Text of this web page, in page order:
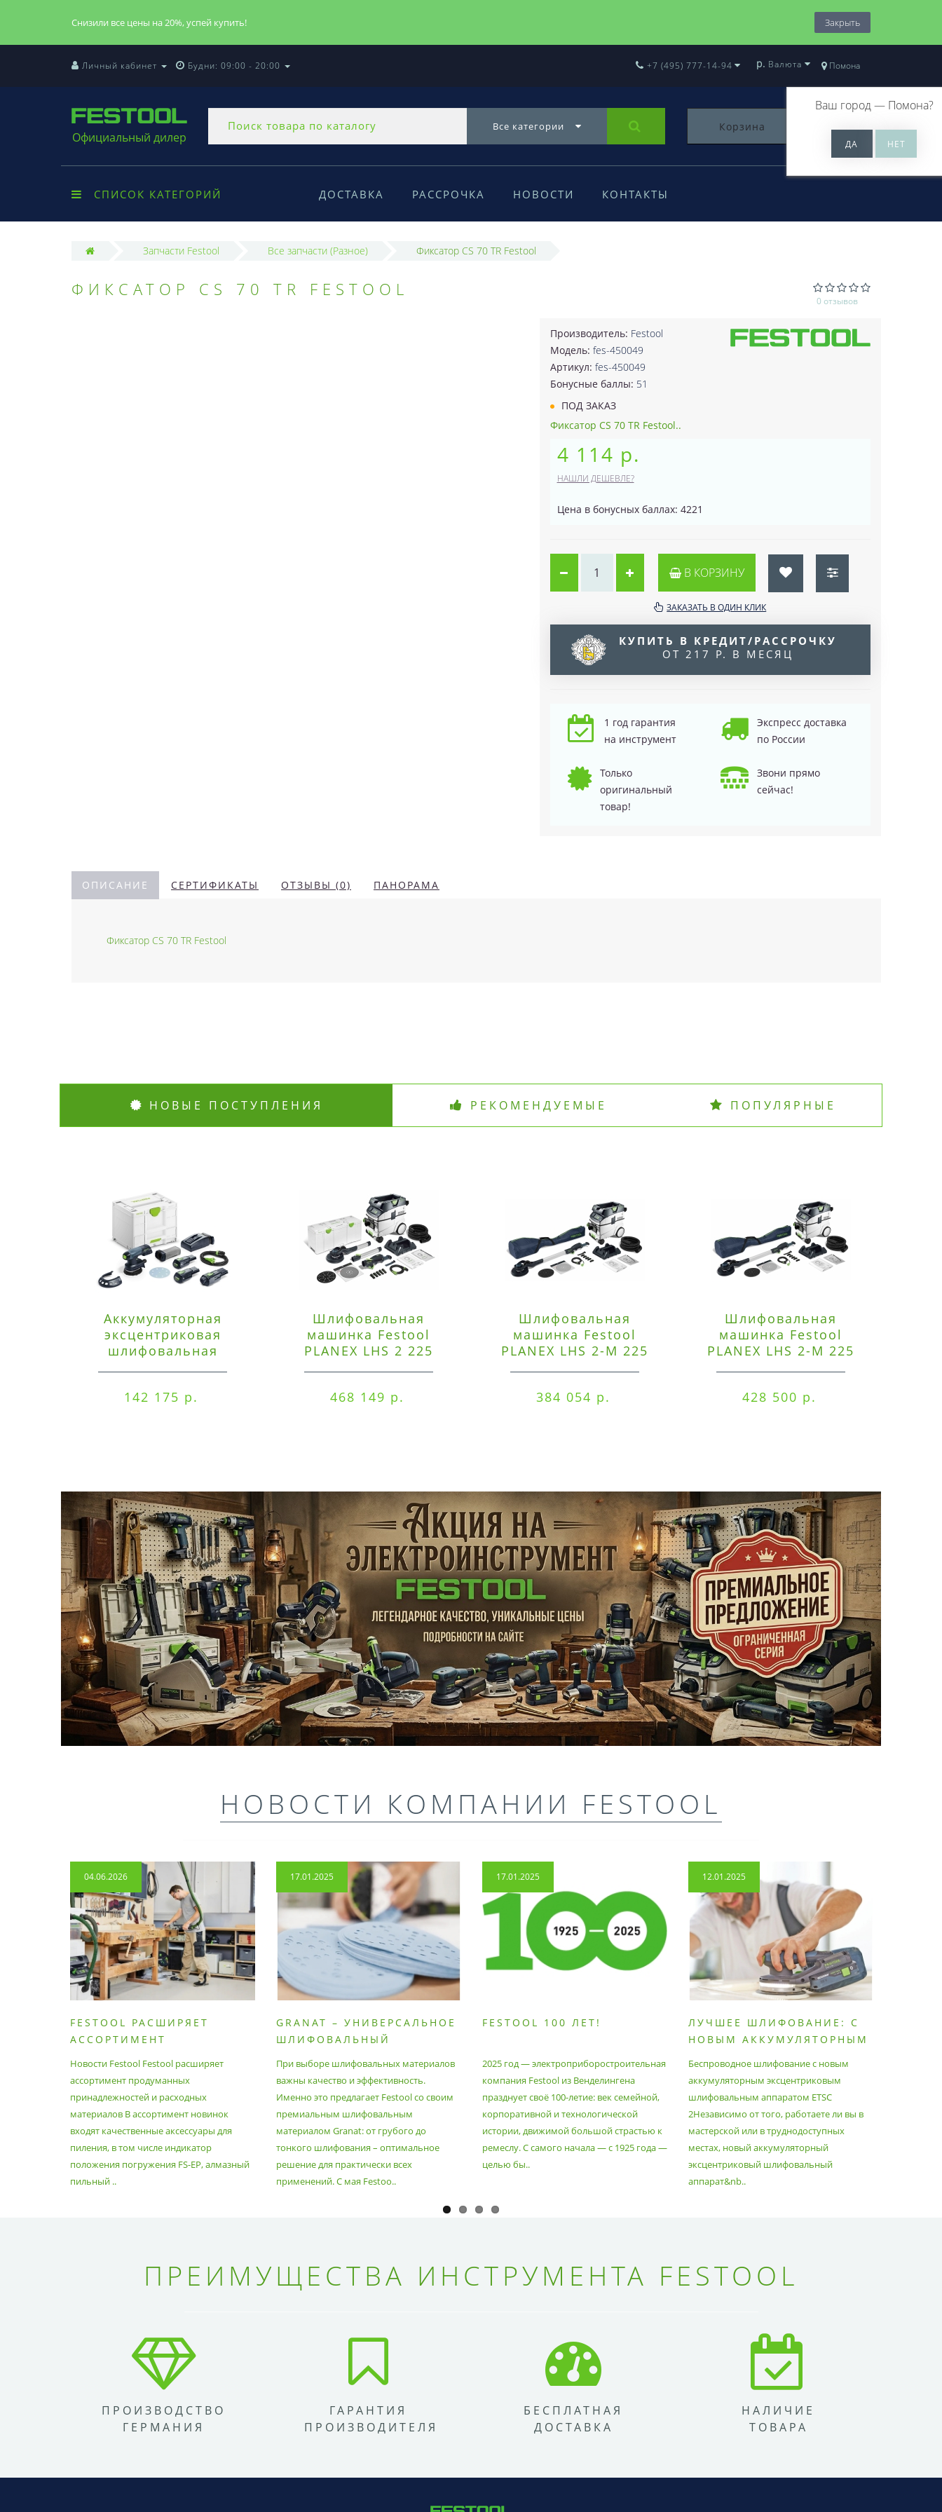
Снизили все цены на 20%, успей купить! Закрыть
Личный кабинет Будни: 09:00 - 20:00 Помона
Ваш город — Помона?
+7 (495) 777-14-94 р. Валюта
Официальный дилер
Все категории Корзина 0
СПИСОК КАТЕГОРИЙ ДОСТАВКА РАССРОЧКА НОВОСТИ КОНТАКТЫ
Запчасти Festool Все запчасти (Разное) Фиксатор CS 70 TR Festool
ФИКСАТОР CS 70 TR FESTOOL
0 отзывов
Производитель: Festool
Модель: fes-450049
Артикул: fes-450049
Бонусные баллы: 51
ПОД ЗАКАЗ
Фиксатор CS 70 TR Festool..
4 114 р.
НАШЛИ ДЕШЕВЛЕ?
Цена в бонусных баллах: 4221
В КОРЗИНУ
ЗАКАЗАТЬ В ОДИН КЛИК
КУПИТЬ В КРЕДИТ/РАССРОЧКУ
ОТ 217 Р. В МЕСЯЦ
1 год гарантия
на инструмент
Экспресс доставка
по России
Только
оригинальный
товар!
Звони прямо
сейчас!
ОПИСАНИЕ СЕРТИФИКАТЫ ОТЗЫВЫ (0) ПАНОРАМА
Фиксатор CS 70 TR Festool
НОВЫЕ ПОСТУПЛЕНИЯ РЕКОМЕНДУЕМЫЕ ПОПУЛЯРНЫЕ
Аккумуляторная
эксцентриковая
шлифовальная
142 175 р.
Шлифовальная
машинка Festool
PLANEX LHS 2 225
468 149 р.
Шлифовальная
машинка Festool
PLANEX LHS 2-M 225
384 054 р.
Шлифовальная
машинка Festool
PLANEX LHS 2-M 225
428 500 р.
НОВОСТИ КОМПАНИИ FESTOOL
04.06.2026
FESTOOL РАСШИРЯЕТ
АССОРТИМЕНТ
ПРИНАДЛЕЖНОСТЕЙ И
РАСХОДНЫХ МАТЕРИАЛОВ
Новости Festool Festool расширяет
ассортимент продуманных
принадлежностей и расходных
материалов В ассортимент новинок
входят качественные аксессуары для
пиления, в том числе индикатор
положения погружения FS-EP, алмазный
пильный ..
17.01.2025
GRANAT – УНИВЕРСАЛЬНОЕ
ШЛИФОВАЛЬНЫЙ
При выборе шлифовальных материалов
важны качество и эффективность.
Именно это предлагает Festool со своим
премиальным шлифовальным
материалом Granat: от грубого до
тонкого шлифования – оптимальное
решение для практически всех
применений. С мая Festoo..
17.01.2025
FESTOOL 100 ЛЕТ!
2025 год — электроприборостроительная
компания Festool из Венделингена
празднует своё 100-летие: век семейной,
корпоративной и технологической
истории, движимой большой страстью к
ремеслу. С самого начала — с 1925 года —
целью бы..
12.01.2025
ЛУЧШЕЕ ШЛИФОВАНИЕ: С
НОВЫМ АККУМУЛЯТОРНЫМ
АППАРАТОМ ETSC2
Беспроводное шлифование с новым
аккумуляторным эксцентриковым
шлифовальным аппаратом ETSC
2Независимо от того, работаете ли вы в
мастерской или в труднодоступных
местах, новый аккумуляторный
эксцентриковый шлифовальный
аппарат&nb..
ПРЕИМУЩЕСТВА ИНСТРУМЕНТА FESTOOL
ПРОИЗВОДСТВО
ГЕРМАНИЯ
ГАРАНТИЯ
ПРОИЗВОДИТЕЛЯ
БЕСПЛАТНАЯ
ДОСТАВКА
НАЛИЧИЕ
ТОВАРА